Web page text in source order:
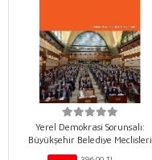
Yerel Demokrasi Sorunsalı:
Büyükşehir Belediye Meclisleri
Yapısı ve İşleyişi